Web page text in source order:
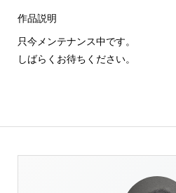
作品説明
只今メンテナンス中です。
しばらくお待ちください。